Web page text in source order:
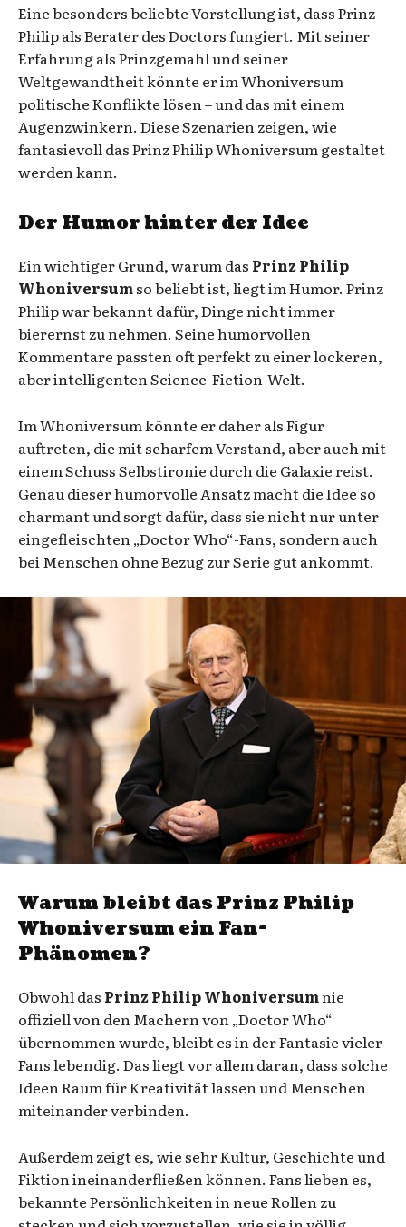
Eine besonders beliebte Vorstellung ist, dass Prinz
Philip als Berater des Doctors fungiert. Mit seiner
Erfahrung als Prinzgemahl und seiner
Weltgewandtheit könnte er im Whoniversum
politische Konflikte lösen – und das mit einem
Augenzwinkern. Diese Szenarien zeigen, wie
fantasievoll das Prinz Philip Whoniversum gestaltet
werden kann.
Der Humor hinter der Idee
Ein wichtiger Grund, warum das Prinz Philip
Whoniversumso beliebt ist, liegt im Humor. Prinz
Philip war bekannt dafür, Dinge nicht immer
bierernst zu nehmen. Seine humorvollen
Kommentare passten oft perfekt zu einer lockeren,
aber intelligenten Science-Fiction-Welt.
Im Whoniversum könnte er daher als Figur
auftreten, die mit scharfem Verstand, aber auch mit
einem Schuss Selbstironie durch die Galaxie reist.
Genau dieser humorvolle Ansatz macht die Idee so
charmant und sorgt dafür, dass sie nicht nur unter
eingefleischten „Doctor Who“-Fans, sondern auch
bei Menschen ohne Bezug zur Serie gut ankommt.
Warum bleibt das Prinz Philip
Whoniversum ein Fan-
Phänomen?
Obwohl das Prinz Philip Whoniversumnie
offiziell von den Machern von „Doctor Who“
übernommen wurde, bleibt es in der Fantasie vieler
Fans lebendig. Das liegt vor allem daran, dass solche
Ideen Raum für Kreativität lassen und Menschen
miteinander verbinden.
Außerdem zeigt es, wie sehr Kultur, Geschichte und
Fiktion ineinanderfließen können. Fans lieben es,
bekannte Persönlichkeiten in neue Rollen zu